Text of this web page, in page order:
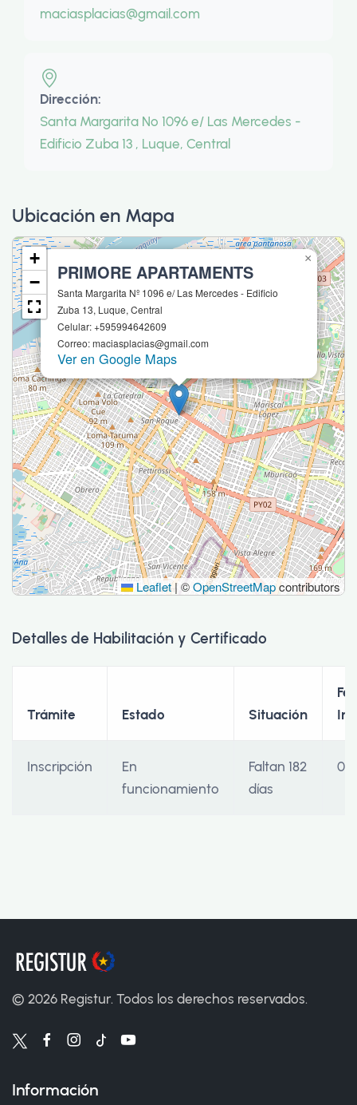
maciasplacias@gmail.com
Dirección:
Santa Margarita Nº 1096 e/ Las Mercedes -
Edificio Zuba 13 , Luque, Central
Ubicación en Mapa
PRIMORE APARTAMENTS
Santa Margarita Nº 1096 e/ Las Mercedes - Edificio
Zuba 13, Luque, Central
Celular: +595994642609
Correo: maciasplacias@gmail.com
Ver en Google Maps
×
+
−
Leaflet|©OpenStreetMapcontributors
Detalles de Habilitación y Certificado
Trámite Estado Situación
Inscripción
En
funcionamiento
Faltan 182
días
© 2026 Registur. Todos los derechos reservados.
Información